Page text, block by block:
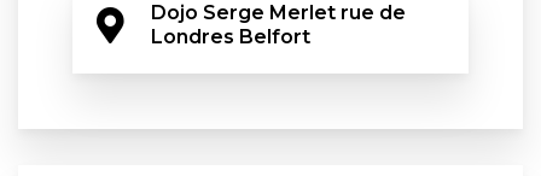
Dojo Serge Merlet rue de
Londres Belfort